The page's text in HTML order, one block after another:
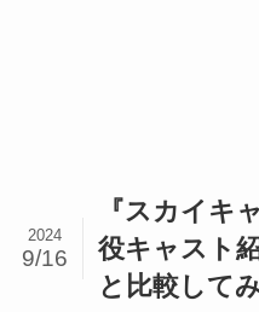
『スカイキ
役キャスト
と比較して
2024
9/16